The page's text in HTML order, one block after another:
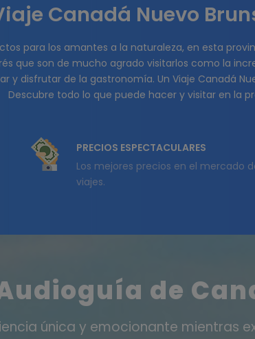
Canadá Nuevo
para los amantes a la naturaleza, en esta
que son de mucho agrado visitarlos como la
y disfrutar de la gastronomía. Un Viaje Canadá
Descubre todo lo que puede hacer y visitar en la
PRECIOS ESPECTACULARES
Los mejores precios en el mercado
viajes.
de
única y emocionante mientras